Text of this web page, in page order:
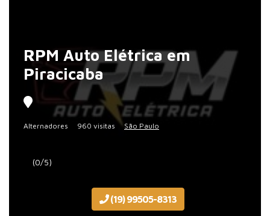
RPM Auto Elétrica em
Piracicaba
Alternadores 960 visitas São Paulo
(0/5)
(19) 99505-8313